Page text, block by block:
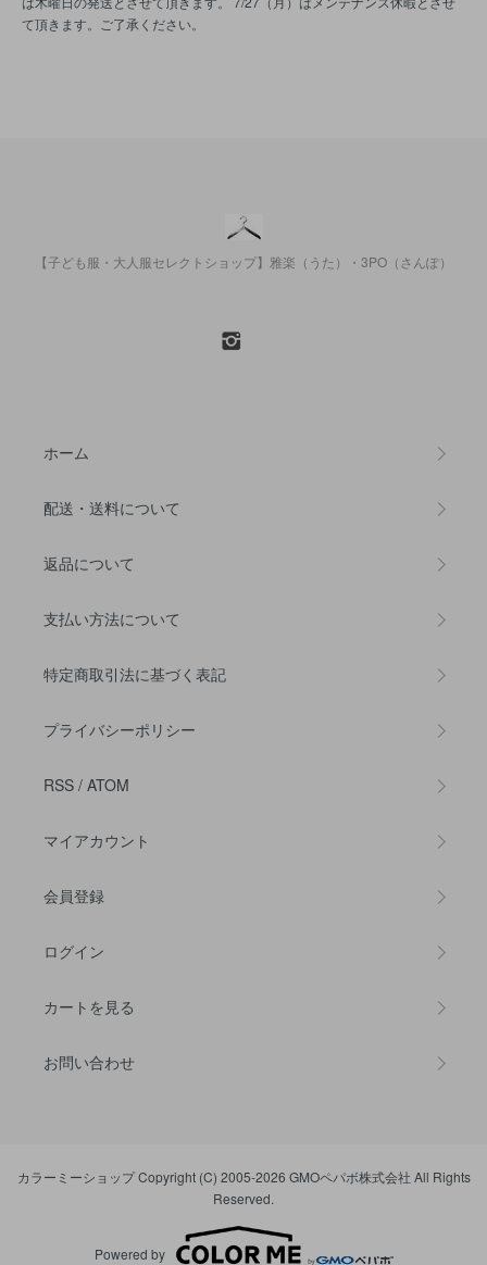
て頂きます。ご了承ください。
【子ども服・大人服セレクトショップ】雅楽（うた）・3PO（さんぽ）
ホーム
配送・送料について
返品について
支払い方法について
特定商取引法に基づく表記
プライバシーポリシー
RSS / ATOM
マイアカウント
会員登録
ログイン
カートを見る
お問い合わせ
カラーミーショップCopyright (C) 2005-2026 GMOペパボ株式会社 All Rights
Reserved.
Powered by